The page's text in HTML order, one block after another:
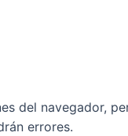
del navegador,
errores.